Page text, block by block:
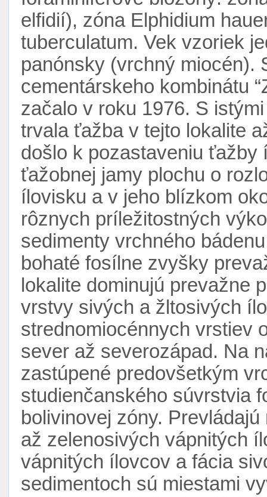
elfidií), zóna Elphidium
tuberculatum. Vek vzoriek
panónsky (vrchný miocén).
cementárskeho kombinátu
začalo v roku 1976. S
trvala ťažba v tejto lokalite
došlo k pozastaveniu ťažby
ťažobnej jamy plochu o
ílovisku a v jeho blízkom
rôznych príležitostných
sedimenty vrchného
bohaté fosílne zvyšky
lokalite dominujú prevažne
vrstvy sivých a žltosivých
strednomiocénnych vrstiev
sever až severozápad. Na
zastúpené predovšetkým
studienčanského súvrstvia
bolivinovej zóny.
až zelenosivých vápnitých
vápnitých ílovcov a fácia
sedimentoch sú miestami